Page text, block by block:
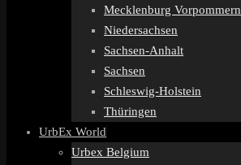
Mecklenburg Vorpommern
Niedersachsen
Sachsen-Anhalt
Sachsen
Schleswig-Holstein
Thüringen
UrbEx World
Urbex Belgium